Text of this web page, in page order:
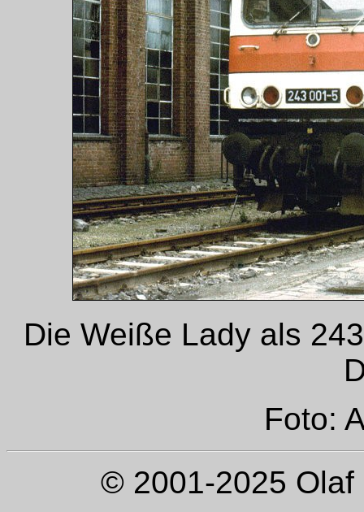
Die Weiße Lady als
Foto:
© 2001-2025 Olaf